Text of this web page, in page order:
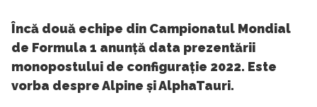
Încă două echipe din Campionatul Mondial
de Formula 1 anunță data prezentării
monopostului de configurație 2022. Este
vorba despre Alpine și AlphaTauri.